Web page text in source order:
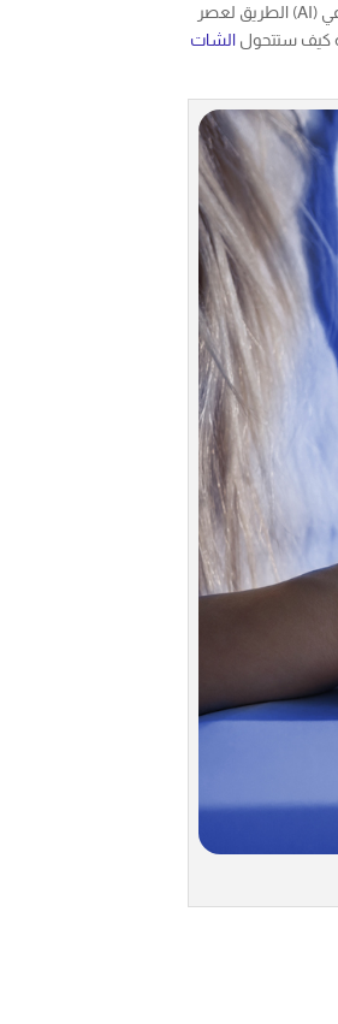
والذكاء الاصطناعي (AI) الطريق لعصر
كيف ستتحولالشات